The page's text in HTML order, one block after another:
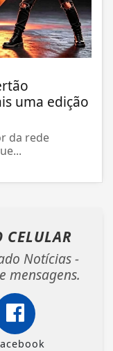
uma edição
da rede
CELULAR
Notícias -
mensagens.